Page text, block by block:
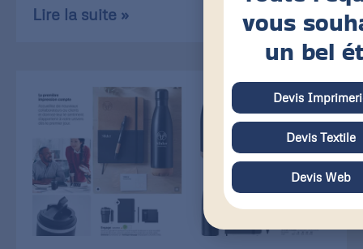
Lire la suite »
vous
un bel
Devis
Devis Textile
Devis Web